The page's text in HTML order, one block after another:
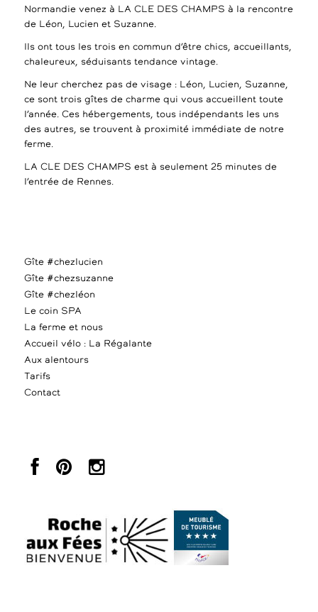
Normandie venez à LA CLE DES CHAMPS à la rencontre
de Léon, Lucien et Suzanne.
Ils ont tous les trois en commun d’être chics, accueillants,
chaleureux, séduisants tendance vintage.
Ne leur cherchez pas de visage : Léon, Lucien, Suzanne,
ce sont trois gîtes de charme qui vous accueillent toute
l’année. Ces hébergements, tous indépendants les uns
des autres, se trouvent à proximité immédiate de notre
ferme.
LA CLE DES CHAMPS est à seulement 25 minutes de
l’entrée de Rennes.
Gîte #chezlucien
Gîte #chezsuzanne
Gîte #chezléon
Le coin SPA
La ferme et nous
Accueil vélo : La Régalante
Aux alentours
Tarifs
Contact